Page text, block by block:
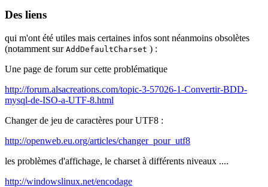
Des liens
qui m'ont été utiles mais certaines infos sont néanmoins obsolètes
(notamment sur AddDefaultCharset ) :
Une page de forum sur cette problématique
http://forum.alsacreations.com/topic-3-57026-1-Convertir-BDD-
mysql-de-ISO-a-UTF-8.html
Changer de jeu de caractères pour UTF8 :
http://openweb.eu.org/articles/changer_pour_utf8
les problèmes d'affichage, le charset à différents niveaux ....
http://windowslinux.net/encodage